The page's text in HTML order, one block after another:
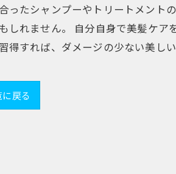
たシャンプーやトリートメント
れません。 自分自身で美髪ケア
すれば、ダメージの少ない美し
に戻る